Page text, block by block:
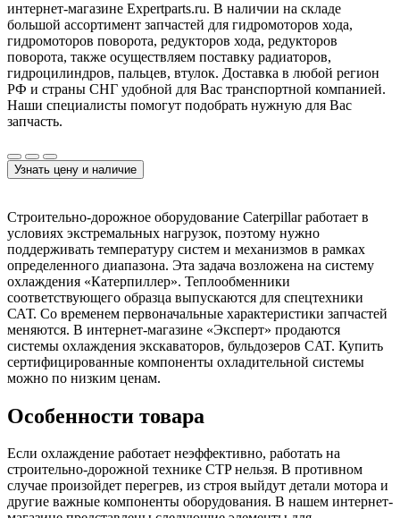
интернет-магазине Expertparts.ru. В наличии на складе
большой ассортимент запчастей для гидромоторов хода,
гидромоторов поворота, редукторов хода, редукторов
поворота, также осуществляем поставку радиаторов,
гидроцилиндров, пальцев, втулок. Доставка в любой регион
РФ и страны СНГ удобной для Вас транспортной компанией.
Наши специалисты помогут подобрать нужную для Вас
запчасть.
Узнать цену и наличие
Строительно-дорожное оборудование Caterpillar работает в
условиях экстремальных нагрузок, поэтому нужно
поддерживать температуру систем и механизмов в рамках
определенного диапазона. Эта задача возложена на систему
охлаждения «Катерпиллер». Теплообменники
соответствующего образца выпускаются для спецтехники
САТ. Со временем первоначальные характеристики запчастей
меняются. В интернет-магазине «Эксперт» продаются
системы охлаждения экскаваторов, бульдозеров CAT. Купить
сертифицированные компоненты охладительной системы
можно по низким ценам.
Особенности товара
Если охлаждение работает неэффективно, работать на
строительно-дорожной технике CTP нельзя. В противном
случае произойдет перегрев, из строя выйдут детали мотора и
другие важные компоненты оборудования. В нашем интернет-